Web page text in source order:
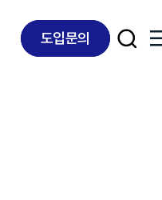
도입문의